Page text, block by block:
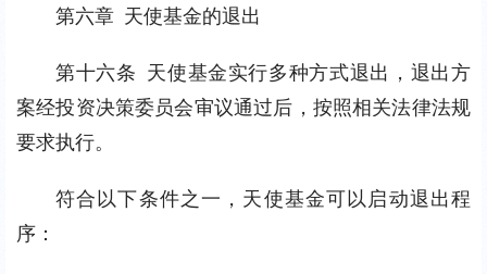
第六章 天使基金的退出
第十六条 天使基金实行多种方式退出，退出方
案经投资决策委员会审议通过后，按照相关法律法规
要求执行。
符合以下条件之一，天使基金可以启动退出程
序：